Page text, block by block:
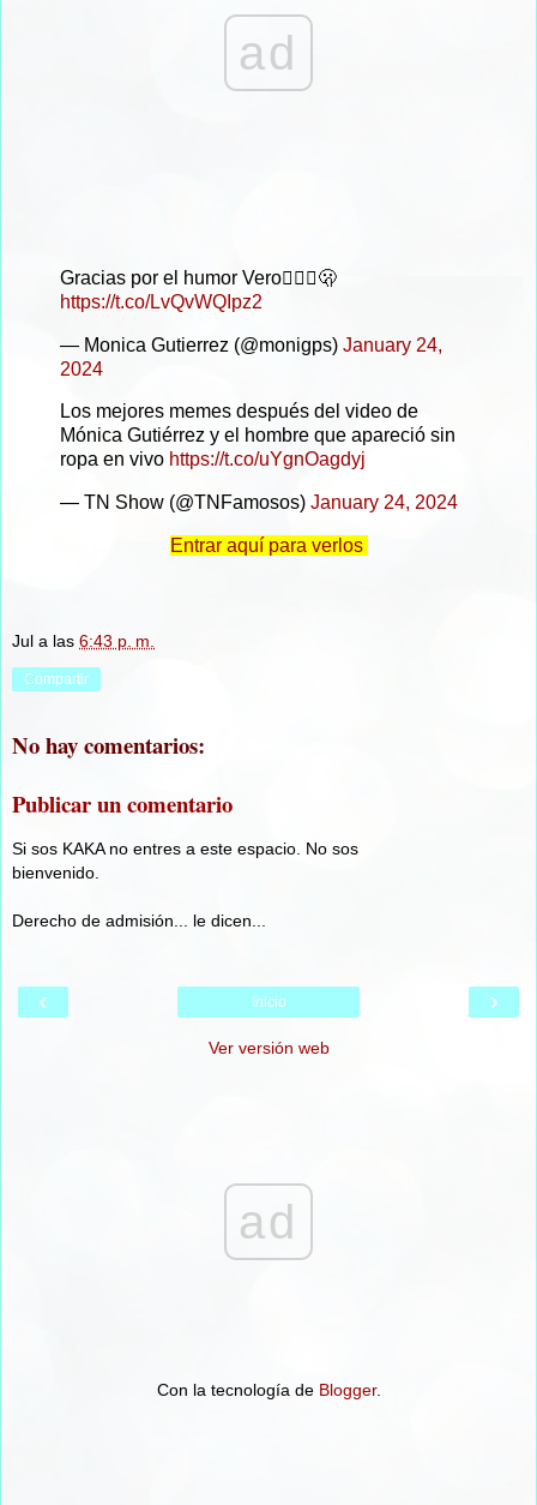
ad
Gracias por el humor Vero🤦🏻‍♀️🫢
https://t.co/LvQvWQIpz2
— Monica Gutierrez (@monigps) January 24,
2024
Los mejores memes después del video de
Mónica Gutiérrez y el hombre que apareció sin
ropa en vivo https://t.co/uYgnOagdyj
— TN Show (@TNFamosos) January 24, 2024
Entrar aquí para verlos
Jul a las 6:43 p. m.
Compartir
No hay comentarios:
Publicar un comentario
Si sos KAKA no entres a este espacio. No sos
bienvenido.
Derecho de admisión... le dicen...
‹ ›
Inicio
Ver versión web
ad
Con la tecnología de Blogger.